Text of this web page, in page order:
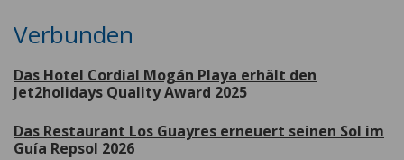
Verbunden
Das Hotel Cordial Mogán Playa erhält den
Jet2holidays Quality Award 2025
Das Restaurant Los Guayres erneuert seinen Sol im
Guía Repsol 2026